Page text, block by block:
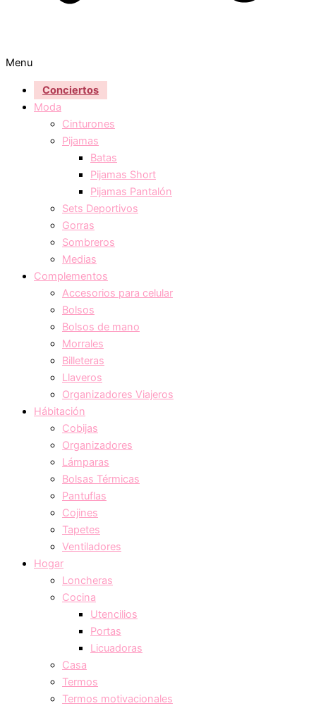
Menu
Conciertos
Moda
Cinturones
Pijamas
Batas
Pijamas Short
Pijamas Pantalón
Sets Deportivos
Gorras
Sombreros
Medias
Complementos
Accesorios para celular
Bolsos
Bolsos de mano
Morrales
Billeteras
Llaveros
Organizadores Viajeros
Hábitación
Cobijas
Organizadores
Lámparas
Bolsas Térmicas
Pantuflas
Cojines
Tapetes
Ventiladores
Hogar
Loncheras
Cocina
Utencilios
Portas
Licuadoras
Casa
Termos
Termos motivacionales